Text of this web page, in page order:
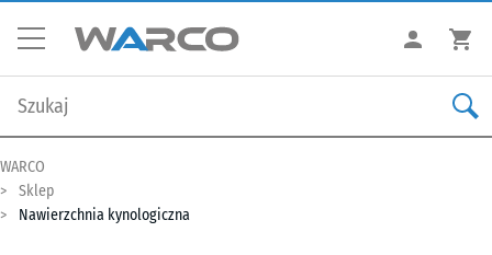
WARCO
Sklep
Nawierzchnia kynologiczna